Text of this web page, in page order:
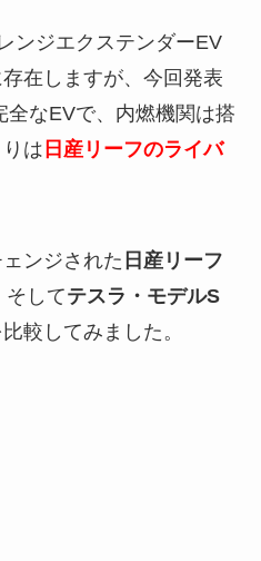
ンジエクステンダーEV
在しますが、今回発表
全なEVで、内燃機関は搭
は 日産リーフのライバ
ンジされた 日産リーフ
そしてテスラ・モデルS
較してみました。